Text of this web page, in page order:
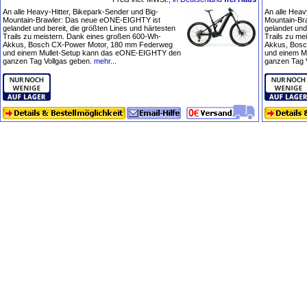
An alle Heavy-Hitter, Bikepark-Sender und Big-
Mountain-Brawler: Das neue eONE-EIGHTY ist
gelandet und bereit, die größten Lines und härtesten
Trails zu meistern. Dank eines großen 600-Wh-
Akkus, Bosch CX-Power Motor, 180 mm Federweg
und einem Mullet-Setup kann das eONE-EIGHTY den
ganzen Tag Vollgas geben. mehr...
An alle
Mountain-
gelandet
Trails zu
Akkus,
und einem
ganzen Tag